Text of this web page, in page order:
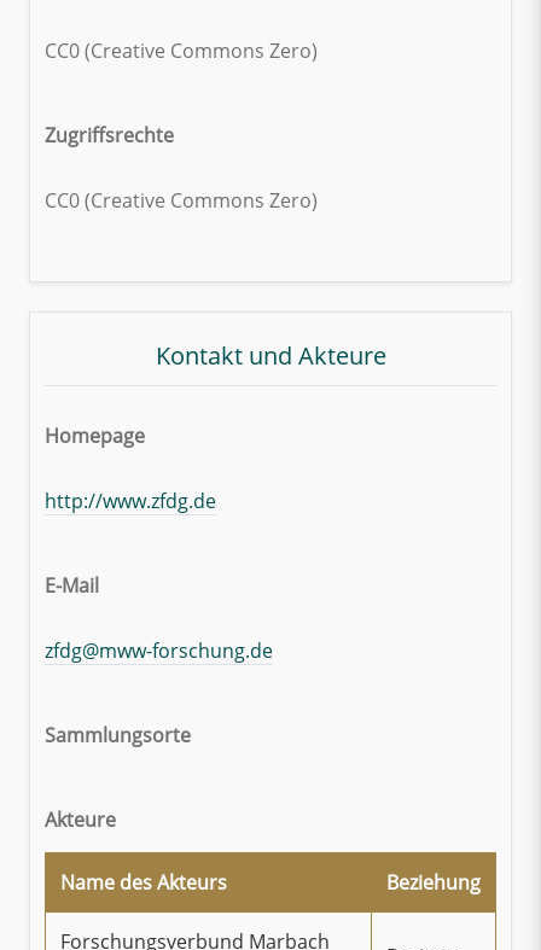
CC0 (Creative Commons Zero)
Zugriffsrechte
CC0 (Creative Commons Zero)
Kontakt und Akteure
Homepage
http://www.zfdg.de
E-Mail
zfdg@mww-forschung.de
Sammlungsorte
Akteure
Name des Akteurs Beziehung
Forschungsverbund Marbach